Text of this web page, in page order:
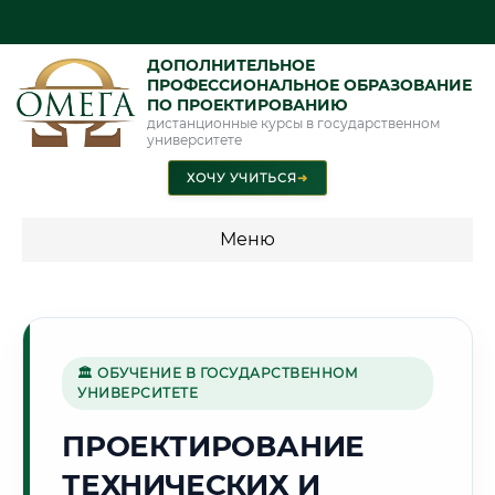
ДОПОЛНИТЕЛЬНОЕ
ПРОФЕССИОНАЛЬНОЕ ОБРАЗОВАНИЕ
ПО ПРОЕКТИРОВАНИЮ
дистанционные курсы в государственном
университете
ХОЧУ УЧИТЬСЯ➜
Меню
🏢
Г. МЫТИЩИ
🏛 ОБУЧЕНИЕ В ГОСУДАРСТВЕННОМ
УНИВЕРСИТЕТЕ
ПРОЕКТИРОВАНИЕ
ТЕХНИЧЕСКИХ И